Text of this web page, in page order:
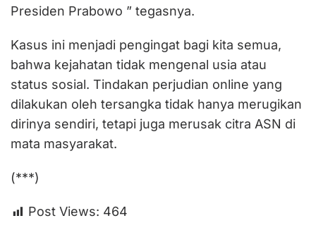
Presiden Prabowo ” tegasnya.
Kasus ini menjadi pengingat bagi kita semua,
bahwa kejahatan tidak mengenal usia atau
status sosial. Tindakan perjudian online yang
dilakukan oleh tersangka tidak hanya merugikan
dirinya sendiri, tetapi juga merusak citra ASN di
mata masyarakat.
(***)
Post Views: 464